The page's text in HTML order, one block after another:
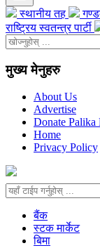
स्थानीय तह
राष्ट्रिय स्वतन्त्र पार्टी
मुख्य मेनुहरु
About Us
Advertise
Donate Palika
Home
Privacy Policy
बैंक
स्टक मार्केट
बिमा